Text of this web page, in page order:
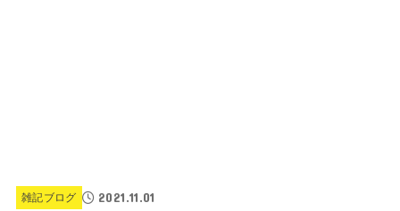
雑記ブログ 2021.11.01